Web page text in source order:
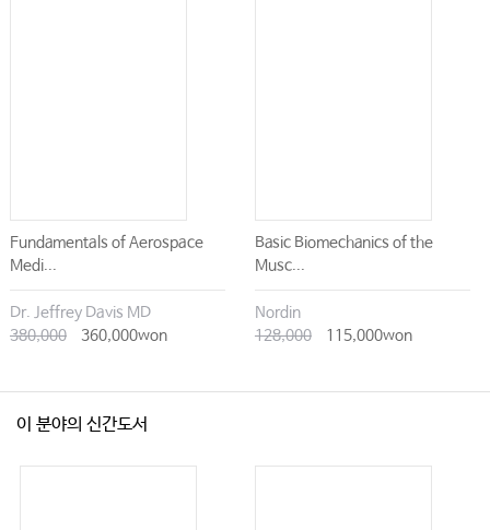
은?
#28. 미성년자 사후피임약 처방, 보호자 동의 없어도 가능할까?
#29. 환자의 진단서 발급 요구를 거부할 수 있을까?
#30. 병원 내 낙상사고, 책임 없다는 서약을 받으면 진짜 책임이 없을까?
Fundamentals of Aerospace
Medi...
Dr. Jeffrey Davis MD
380,000
360,000won
Basic Biomechanics of the
Musc...
Nordin
128,000
115,000won
이 분야의 신간도서